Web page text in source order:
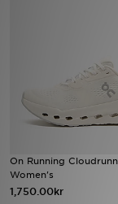
On Running
Women's
1,750.00kr
Bästsäljare
Sport
Fotboll
Ladda ner appen